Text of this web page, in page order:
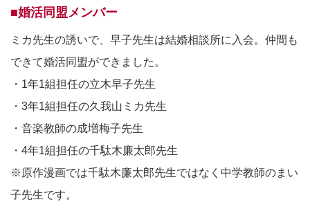
■婚活同盟メンバー
ミカ先生の誘いで、早子先生は結婚相談所に入会。仲間も
できて婚活同盟ができました。
・1年1組担任の立木早子先生
・3年1組担任の久我山ミカ先生
・音楽教師の成増梅子先生
・4年1組担任の千駄木廉太郎先生
※原作漫画では千駄木廉太郎先生ではなく中学教師のまい
子先生です。